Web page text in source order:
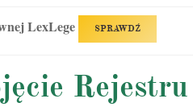
LexLege SPRAWDŹ
Rejestru